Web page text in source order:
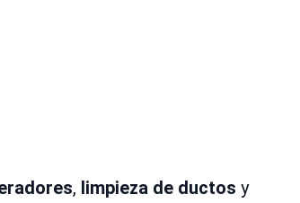
, limpieza de ductos y